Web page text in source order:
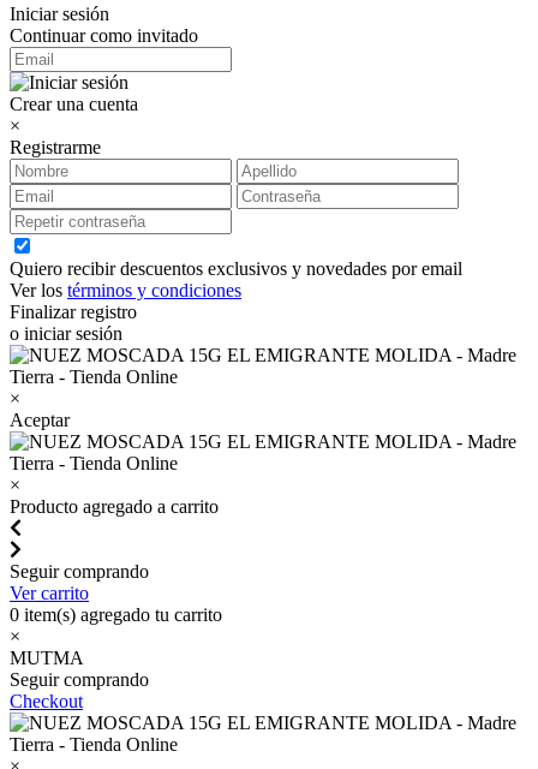
Iniciar sesión
Continuar como invitado
Crear una cuenta
×
Registrarme
Quiero recibir descuentos exclusivos y novedades por email
Ver los términos y condiciones
Finalizar registro
o iniciar sesión
×
Aceptar
×
Producto agregado a carrito
Seguir comprando
Ver carrito
0 item(s) agregado tu carrito
×
MUTMA
Seguir comprando
Checkout